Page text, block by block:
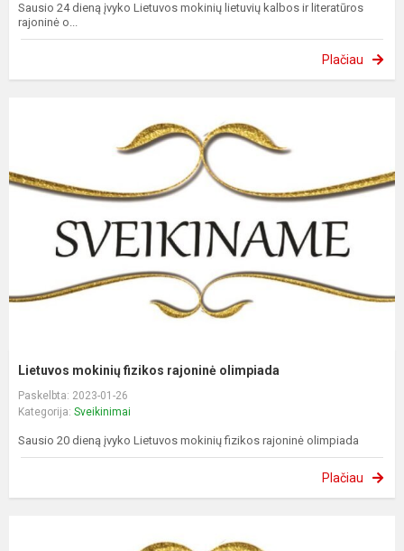
Sausio 24 dieną įvyko Lietuvos mokinių lietuvių kalbos ir literatūros
rajoninė o...
Plačiau
Lietuvos mokinių fizikos rajoninė olimpiada
Paskelbta: 2023-01-26
Kategorija: Sveikinimai
Sausio 20 dieną įvyko Lietuvos mokinių fizikos rajoninė olimpiada
Plačiau